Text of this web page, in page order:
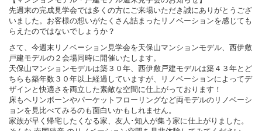
先週末の完成見学会では多くの方にご来場いただき誠にありがとうござ
いました。お客様の想いがたくさん詰まったリノベーションを感じても
らえたのではないでしょうか？
さて、今週末リノベーション見学会を天保山マンションモデル、西伊敷
戸建モデルの２会場同時に開催いたします。
天保山マンションモデルは築３０年、西伊敷戸建モデルは築４３年とど
ちらも築年数３０年以上経過していますが、リノベーションによってデ
ザインと快適さを両立した素敵な空間に仕上がっております！
床もヘリンボーンやパーケットフローリングなど両モデルのリノベーシ
ョンを見比べてみるのも面白いかもしれません。
家族が早く帰宅したくなる家、友人･知人が集う家に仕上がりました。